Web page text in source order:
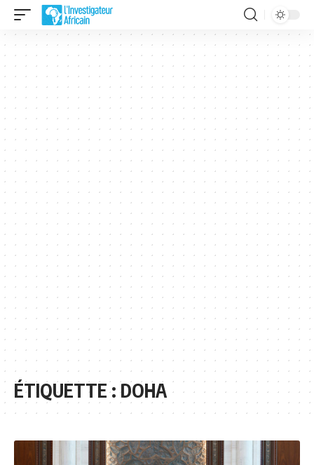
ÉTIQUETTE :DOHA